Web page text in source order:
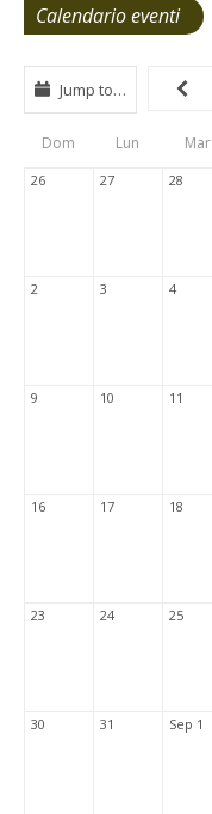
Calendario eventi
View
Type
Tabs
Jump to…
Dom Lun Mar
26 27 28
2 3 4
9 10 11
16 17 18
23 24 25
30 31 Sep 1